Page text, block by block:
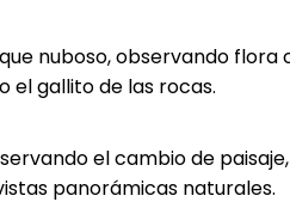
nuboso, observando flora
el gallito de las rocas.
el cambio de
panorámicas naturales.